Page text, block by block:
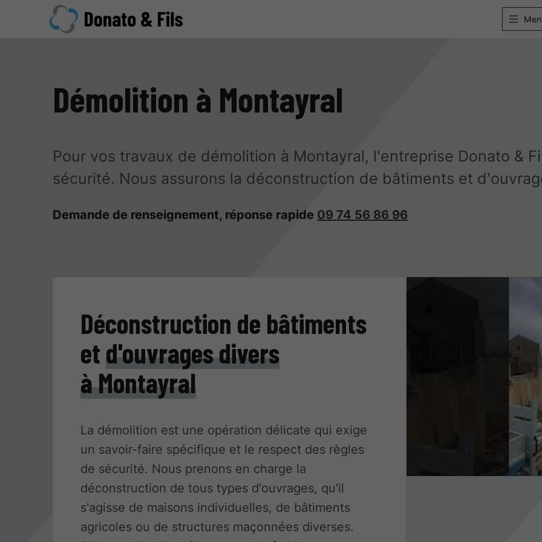
Démolition à Montayral
Pour vos travaux de démolition à Montayral, l'entreprise Donato &
sécurité. Nous assurons la déconstruction de bâtiments et
Demande de renseignement, réponse rapide 09 74 56 86 96
Déconstruction de bâtiments
etd'ouvrages divers
à Montayral
La démolition est une opération délicate qui exige
un savoir-faire spécifique et le respect des règles
de sécurité. Nous prenons en charge la
déconstruction de tous types d'ouvrages, qu'il
s'agisse de maisons individuelles, de bâtiments
agricoles ou de structures maçonnées diverses.